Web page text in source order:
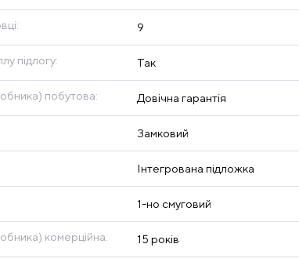
9
підлогу: Так
побутова: Довічна гарантія
Замковий
Інтегрована підложка
1-но смуговий
комерційна: 15 років